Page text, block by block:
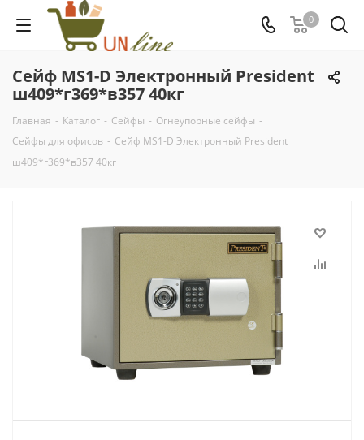
0
Сейф MS1-D Электронный President
ш409*г369*в357 40кг
Главная - Каталог - Сейфы - Огнеупорные сейфы -
Сейфы для офисов - Сейф MS1-D Электронный President
ш409*г369*в357 40кг